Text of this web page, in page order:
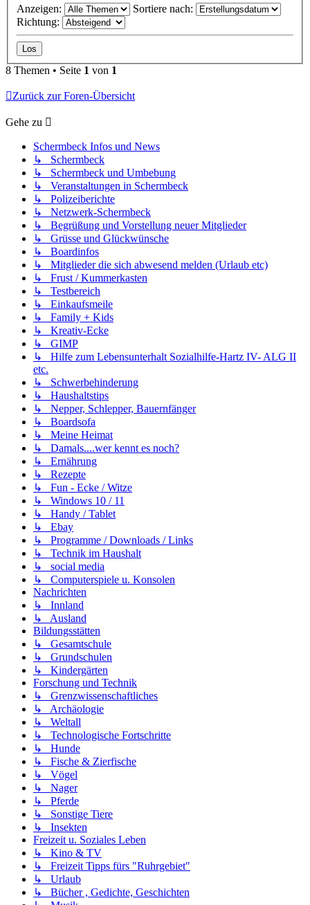
Anzeigen:
Sortiere nach:
Richtung:
8 Themen • Seite 1 von 1
Zurück zur Foren-Übersicht
Gehe zu
Schermbeck Infos und News
↳ Schermbeck
↳ Schermbeck und Umbebung
↳ Veranstaltungen in Schermbeck
↳ Polizeiberichte
↳ Netzwerk-Schermbeck
↳ Begrüßung und Vorstellung neuer Mitglieder
↳ Grüsse und Glückwünsche
↳ Boardinfos
↳ Mitglieder die sich abwesend melden (Urlaub etc)
↳ Frust / Kummerkasten
↳ Testbereich
↳ Einkaufsmeile
↳ Family + Kids
↳ Kreativ-Ecke
↳ GIMP
↳ Hilfe zum Lebensunterhalt Sozialhilfe-Hartz IV- ALG II
etc.
↳ Schwerbehinderung
↳ Haushaltstips
↳ Nepper, Schlepper, Bauernfänger
↳ Boardsofa
↳ Meine Heimat
↳ Damals....wer kennt es noch?
↳ Ernährung
↳ Rezepte
↳ Fun - Ecke / Witze
↳ Windows 10 / 11
↳ Handy / Tablet
↳ Ebay
↳ Programme / Downloads / Links
↳ Technik im Haushalt
↳ social media
↳ Computerspiele u. Konsolen
Nachrichten
↳ Innland
↳ Ausland
Bildungsstätten
↳ Gesamtschule
↳ Grundschulen
↳ Kindergärten
Forschung und Technik
↳ Grenzwissenschaftliches
↳ Archäologie
↳ Weltall
↳ Technologische Fortschritte
↳ Hunde
↳ Fische & Zierfische
↳ Vögel
↳ Nager
↳ Pferde
↳ Sonstige Tiere
↳ Insekten
Freizeit u. Soziales Leben
↳ Kino & TV
↳ Freizeit Tipps fürs "Ruhrgebiet"
↳ Urlaub
↳ Bücher , Gedichte, Geschichten